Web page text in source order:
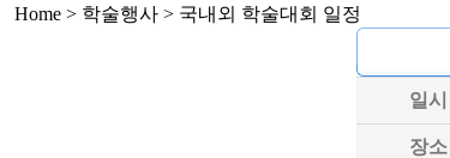
Home > 학술행사 > 국내외 학술대회 일정
일시
장소